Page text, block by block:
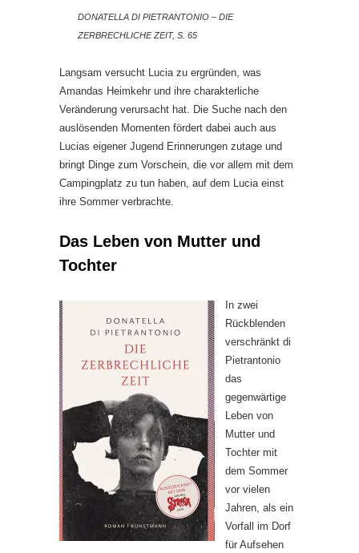
DONATELLA DI PIETRANTONIO – DIE
ZERBRECHLICHE ZEIT, S. 65
Langsam versucht Lucia zu ergründen, was
Amandas Heimkehr und ihre charakterliche
Veränderung verursacht hat. Die Suche nach den
auslösenden Momenten fördert dabei auch aus
Lucias eigener Jugend Erinnerungen zutage und
bringt Dinge zum Vorschein, die vor allem mit dem
Campingplatz zu tun haben, auf dem Lucia einst
ihre Sommer verbrachte.
Das Leben von Mutter und
Tochter
In zwei
Rückblenden
verschränkt di
Pietrantonio
das
gegenwärtige
Leben von
Mutter und
Tochter mit
dem Sommer
vor vielen
Jahren, als ein
Vorfall im Dorf
für Aufsehen